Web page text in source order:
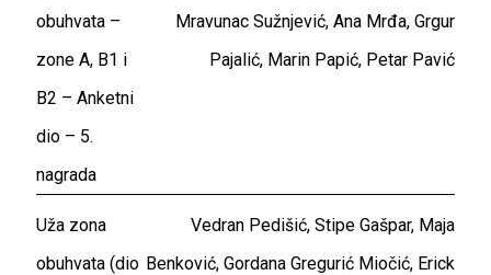
obuhvata –
zone A, B1 i
B2 – Anketni
dio – 5.
nagrada
Mravunac Sužnjević, Ana Mrđa, Grgur
Pajalić, Marin Papić, Petar Pavić
Uža zona
obuhvata (dio
Vedran Pedišić, Stipe Gašpar, Maja
Benković, Gordana Gregurić Miočić, Erick